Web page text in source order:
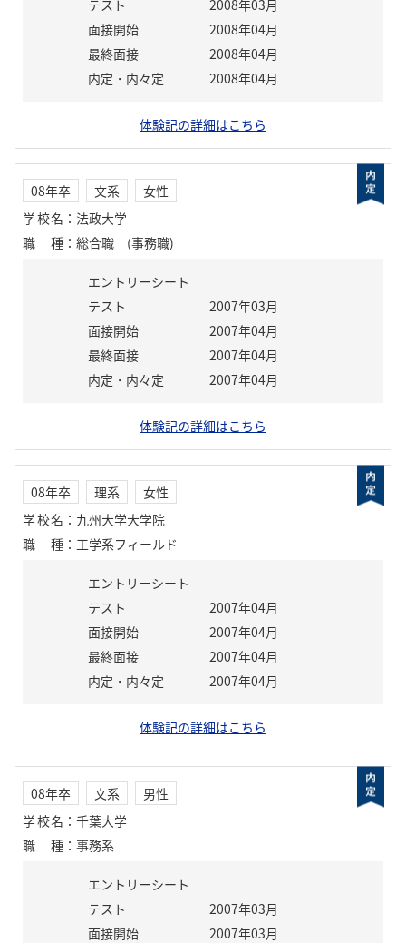
テスト
2008年03月
面接開始
2008年04月
最終面接
2008年04月
内定・内々定
2008年04月
体験記の詳細はこちら
08年卒 文系
女性
学校名 ： 法政大学
職種 ： 総合職 (事務職)
エントリーシート
テスト
2007年03月
面接開始
2007年04月
最終面接
2007年04月
内定・内々定
2007年04月
体験記の詳細はこちら
08年卒 理系
女性
学校名 ： 九州大学大学院
職種 ： 工学系フィールド
エントリーシート
テスト
2007年04月
面接開始
2007年04月
最終面接
2007年04月
内定・内々定
2007年04月
体験記の詳細はこちら
08年卒 文系
男性
学校名 ： 千葉大学
職種 ： 事務系
エントリーシート
テスト
2007年03月
面接開始
2007年03月